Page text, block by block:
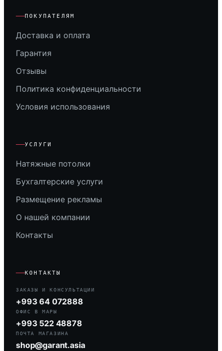
ПОКУПАТЕЛЯМ
Доставка и оплата
Гарантия
Отзывы
Политика конфиденциальности
Условия использования
УСЛУГИ
Натяжные потолки
Бухгалтерские услуги
Размещение рекламы
О нашей компании
Контакты
КОНТАКТЫ
ЗАКАЗЫ И КОНСУЛЬТАЦИИ
+993 64 072888
ОФИС В МАРЫ
+993 522 48878
ПОЧТА МАГАЗИНА
shop@garant.asia